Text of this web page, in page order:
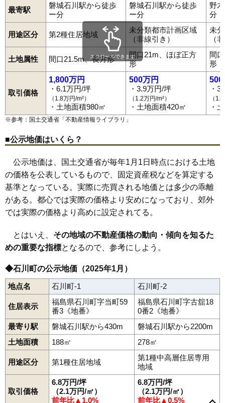
最寄駅
磐城石川駅から徒歩
ー分
磐城石川駅から徒歩
ー分
野
分
用途区分 第2種住居地域
未分類都市計画区域
（非線引き）
未
（
土地属性 間口21.5m、長方形
間口21m、ほぼ正方
形
間
形
取引価格
1,800万円
・6.1万円/坪
（1.8万円/m²）
・土地面積980㎡
500万円
・3.9万円/坪
（1.2万円/m²）
・土地面積420㎡
500
・
（
・
スクロールできます
※参考：国土交通省「不動産情報ライブラリ 」
■公示地価はいくら？
公示地価は、国土交通省が毎年1月1日時点における土地
の価格を公表しているもので、固定資産税などを算定する
基準となっている。実際に売買される地価とは多少の乖離
がある。都心では実際の価格より安めになっており、郊外
では実際の価格より高めに設定されてる。
とはいえ、 その地域の不動産価格の動向・傾向を知るた
めの重要な指標となるので、参考にしよう。
◆石川町の公示地価（2025年1月）
地点名 石川町-1 石川町-2
住居表示
福島県石川町字当町59
番3《地番》
福島県石川町字古舘18
0番2《地番》
最寄り駅
磐城石川駅から430m
磐城石川駅から2200m
土地面積
188㎡ 278㎡
用途区分 第1種住居地域
第1種中高層住居専用
地域
取引価格
6.8万円/坪
（2.1万円/㎡）
前年比▲1.0%
6.8万円/坪
（2.1万円/㎡）
前年比▲0.5%